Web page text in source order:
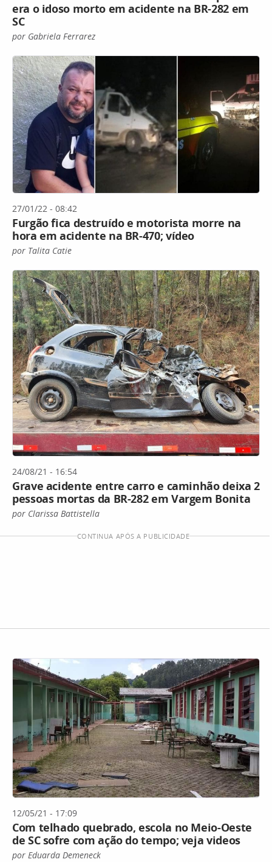
era o idoso morto em acidente na BR-282 em
SC
por Gabriela Ferrarez
27/01/22 - 08:42
Furgão fica destruído e motorista morre na
hora em acidente na BR-470; vídeo
por Talita Catie
24/08/21 - 16:54
Grave acidente entre carro e caminhão deixa 2
pessoas mortas da BR-282 em Vargem Bonita
por Clarissa Battistella
CONTINUA APÓS A PUBLICIDADE
12/05/21 - 17:09
Com telhado quebrado, escola no Meio-Oeste
de SC sofre com ação do tempo; veja videos
por Eduarda Demeneck